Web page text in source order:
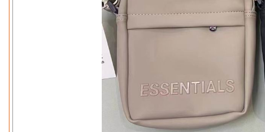
下一张